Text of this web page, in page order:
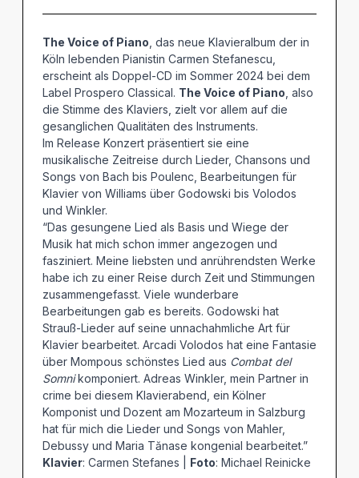
The Voice of Piano , das neue Klavieralbum der in
Köln lebenden Pianistin Carmen Stefanescu,
erscheint als Doppel-CD im Sommer 2024 bei dem
Label Prospero Classical. The Voice of Piano , also
die Stimme des Klaviers, zielt vor allem auf die
gesanglichen Qualitäten des Instruments.
Im Release Konzert präsentiert sie eine
musikalische Zeitreise durch Lieder, Chansons und
Songs von Bach bis Poulenc, Bearbeitungen für
Klavier von Williams über Godowski bis Volodos
und Winkler.
“Das gesungene Lied als Basis und Wiege der
Musik hat mich schon immer angezogen und
fasziniert. Meine liebsten und anrührendsten Werke
habe ich zu einer Reise durch Zeit und Stimmungen
zusammengefasst. Viele wunderbare
Bearbeitungen gab es bereits. Godowski hat
Strauß-Lieder auf seine unnachahmliche Art für
Klavier bearbeitet. Arcadi Volodos hat eine Fantasie
über Mompous schönstes Lied aus Combat del
Somnikomponiert. Adreas Winkler, mein Partner in
crime bei diesem Klavierabend, ein Kölner
Komponist und Dozent am Mozarteum in Salzburg
hat für mich die Lieder und Songs von Mahler,
Debussy und Maria Tănase kongenial bearbeitet.”
Klavier: Carmen Stefanes | Foto: Michael Reinicke